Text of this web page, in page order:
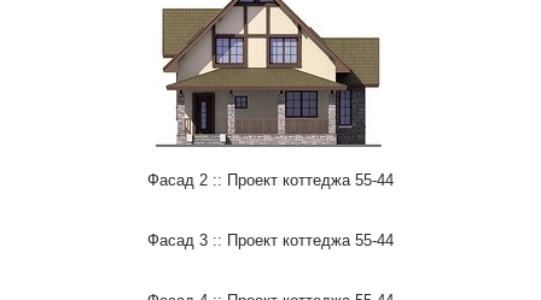
Фасад 2 :: Проект коттеджа 55-44
Фасад 3 :: Проект коттеджа 55-44